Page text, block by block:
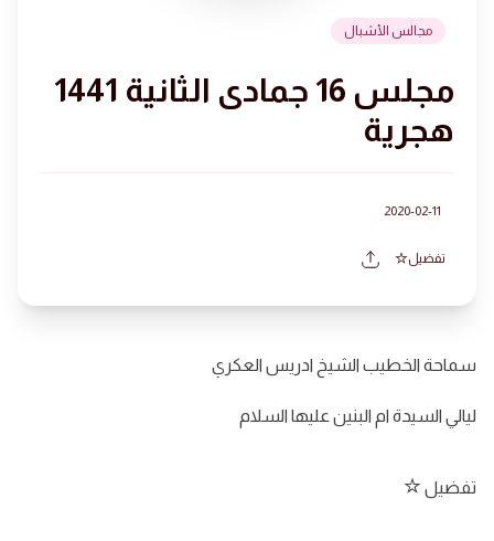
مجالس الأشبال
مجلس 16 جمادى الثانية 1441
هجرية
2020-02-11
تفضيل
سماحة الخطيب الشيخ ادريس العكري
ليالي السيدة ام البنين عليها السلام
تفضيل